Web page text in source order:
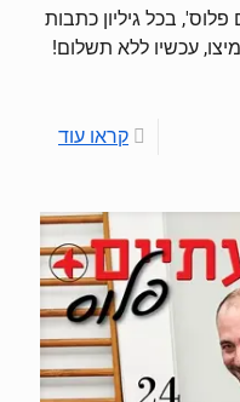
פלוס', בכל גיליון כתבות
עכשיו ללא תשלום!
קראו עוד